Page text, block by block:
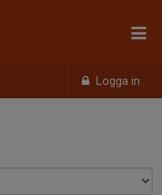
Logga in